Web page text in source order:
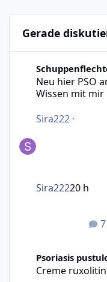
Gerade
Neu hier PSO
Wissen mit mir
Sira222 ·
Sira22220 h
Psoriasis
Creme